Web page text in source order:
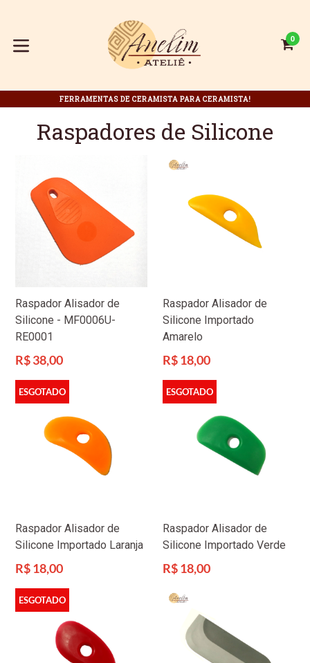
conteúdo
0
FERRAMENTAS DE CERAMISTA PARA CERAMISTA!
Raspadores de Silicone
Raspador Alisador de
Silicone - MF0006U-
RE0001
Preço
R$ 38,00
Raspador Alisador de
Silicone Importado
Amarelo
Preço
R$ 18,00
ESGOTADO
Raspador Alisador de
Silicone Importado Laranja
Preço
R$ 18,00
ESGOTADO
Raspador Alisador de
Silicone Importado Verde
Preço
R$ 18,00
ESGOTADO